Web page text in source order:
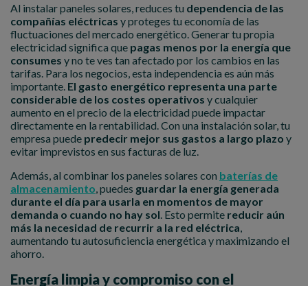
Al instalar paneles solares, reduces tu dependencia de las
compañías eléctricas y proteges tu economía de las
fluctuaciones del mercado energético. Generar tu propia
electricidad significa que pagas menos por la energía que
consumes y no te ves tan afectado por los cambios en las
tarifas. Para los negocios, esta independencia es aún más
importante. El gasto energético representa una parte
considerable de los costes operativos y cualquier
aumento en el precio de la electricidad puede impactar
directamente en la rentabilidad. Con una instalación solar, tu
empresa puede predecir mejor sus gastos a largo plazo y
evitar imprevistos en sus facturas de luz.
Además, al combinar los paneles solares con baterías de
almacenamiento , puedes guardar la energía generada
durante el día para usarla en momentos de mayor
demanda o cuando no hay sol . Esto permite reducir aún
más la necesidad de recurrir a la red eléctrica
aumentando tu autosuficiencia energética y maximizando el
ahorro.
Energía limpia y compromiso con el